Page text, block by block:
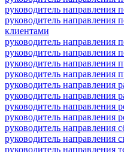
руководитель направления
руководитель направления
клиентами
руководитель направления
руководитель направления
руководитель направления
руководитель направления
руководитель направления
руководитель направления
руководитель направления
руководитель направления
руководитель направления
руководитель направления
руководитель направления